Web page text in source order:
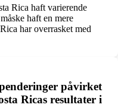
Rica haft varierende
haft en mere
har overrasket med
påvirket
Ricas resultater i